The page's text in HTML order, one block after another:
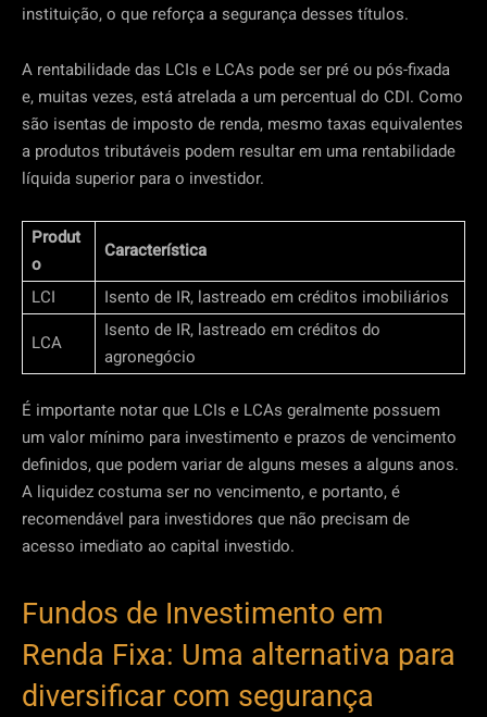
instituição, o que reforça a segurança desses títulos.
A rentabilidade das LCIs e LCAs pode ser pré ou pós-fixada
e, muitas vezes, está atrelada a um percentual do CDI. Como
são isentas de imposto de renda, mesmo taxas equivalentes
a produtos tributáveis podem resultar em uma rentabilidade
líquida superior para o investidor.
Produt
o
Característica
LCI
Isento de IR, lastreado em créditos imobiliários
LCA
Isento de IR, lastreado em créditos do
agronegócio
É importante notar que LCIs e LCAs geralmente possuem
um valor mínimo para investimento e prazos de vencimento
definidos, que podem variar de alguns meses a alguns anos.
A liquidez costuma ser no vencimento, e portanto, é
recomendável para investidores que não precisam de
acesso imediato ao capital investido.
Fundos de Investimento em
Renda Fixa: Uma alternativa para
diversificar com segurança